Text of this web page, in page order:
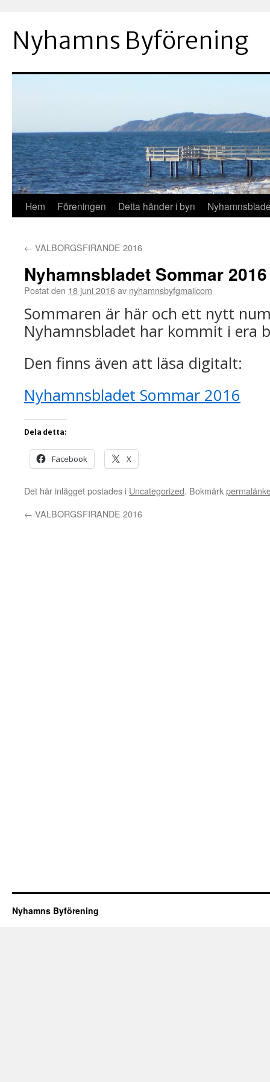
innehåll
Nyhamns Byförening
Hem Föreningen Detta händer i byn
← VALBORGSFIRANDE 2016
Nyhamnsbladet Sommar 2016
Postat den 18 juni 2016av nyhamnsbyfgmailcom
Sommaren är här och ett nytt
Nyhamnsbladet har kommit i era
Den finns även att läsa digitalt:
Nyhamnsbladet Sommar 2016
Dela detta:
Facebook X
Det här inlägget postades i Uncategorized. Bokmärk
← VALBORGSFIRANDE 2016
Nyhamns Byförening